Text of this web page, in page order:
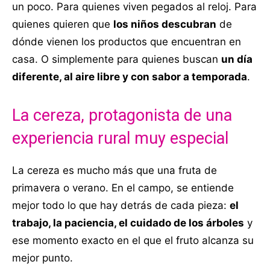
un poco. Para quienes viven pegados al reloj. Para
quienes quieren que los niños descubran de
dónde vienen los productos que encuentran en
casa. O simplemente para quienes buscan un día
diferente, al aire libre y con sabor a temporada.
La cereza, protagonista de una
experiencia rural muy especial
La cereza es mucho más que una fruta de
primavera o verano. En el campo, se entiende
mejor todo lo que hay detrás de cada pieza: el
trabajo, la paciencia, el cuidado de los árboles y
ese momento exacto en el que el fruto alcanza su
mejor punto.